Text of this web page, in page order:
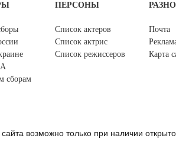
сборам
ПЕРСОНЫ
Список актеров
Список актрис
Список режиссеров
Почта
Карта
возможно только при наличии